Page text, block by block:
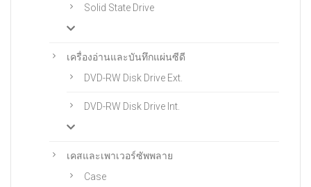
Solid State Drive
เครื่องอ่านและบันทึกแผ่นซีดี
DVD-RW Disk Drive Ext.
DVD-RW Disk Drive Int.
เคสและเพาเวอร์ซัพพลาย
Case